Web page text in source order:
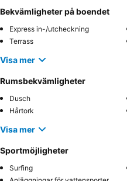
Bekvämligheter på boendet
Express in-/utcheckning
Terrass
Visa mer
Rumsbekvämligheter
Dusch
Hårtork
Visa mer
Sportmöjligheter
Surfing